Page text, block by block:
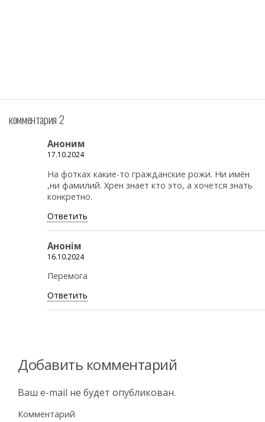
комментария 2
Аноним
17.10.2024
На фотках какие-то гражданские рожи. Ни имён
,ни фамилий. Хрен знает кто это, а хочется знать
конкретно.
Ответить
Анонiм
16.10.2024
Перемога
Ответить
Добавить комментарий
Ваш e-mail не будет опубликован.
Комментарий